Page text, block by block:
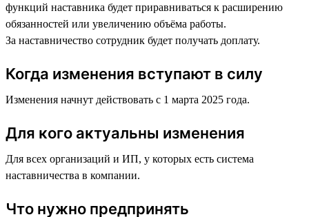
функций наставника будет приравниваться к расширению
обязанностей или увеличению объёма работы.
За наставничество сотрудник будет получать доплату.
Когда изменения вступают в силу
Изменения начнут действовать с 1 марта 2025 года.
Для кого актуальны изменения
Для всех организаций и ИП, у которых есть система
наставничества в компании.
Что нужно предпринять